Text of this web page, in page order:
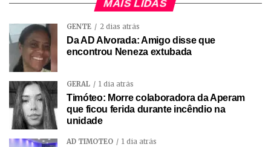
MAIS LIDAS
GENTE 2 dias atrás
Da AD Alvorada: Amigo disse que
encontrou Neneza extubada
GERAL 1 dia atrás
Timóteo: Morre colaboradora da Aperam
que ficou ferida durante incêndio na
unidade
AD TIMÓTEO 1 dia atrás